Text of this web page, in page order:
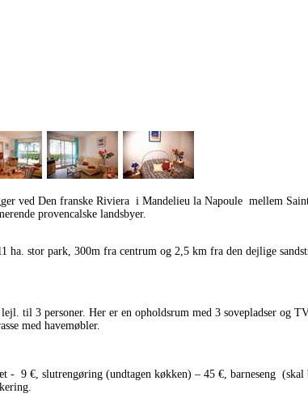
ved Den franske Riviera i Mandelieu la Napoule mellem
provencalske landsbyer.
ha. stor park, 300m fra centrum og 2,5 km fra den dejlige
til 3 personer. Her er en opholdsrum med 3 sovepladser og
med havemøbler.
- 9 €, slutrengøring (undtagen køkken) – 45 €, barneseng